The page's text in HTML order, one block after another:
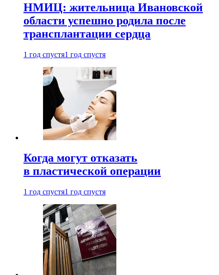
НМИЦ: жительница Ивановской
области успешно родила после
трансплантации сердца
1 год спустя1 год спустя
Когда могут отказать
в пластической операции
1 год спустя1 год спустя